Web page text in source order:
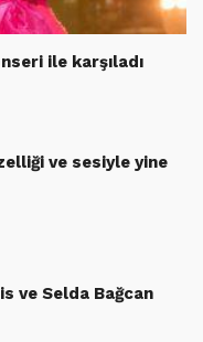
ile karşıladı
ve sesiyle yine
ve Selda Bağcan